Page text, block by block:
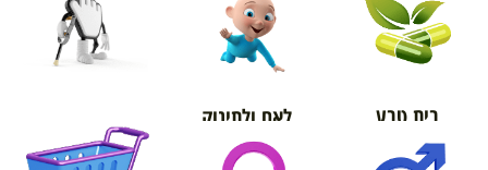
בית טבע לאם ולתינוק